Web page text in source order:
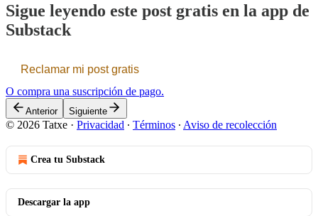
Sigue leyendo este post gratis en la app de
Substack
Reclamar mi post gratis
O compra una suscripción de pago.
Anterior Siguiente
© 2026 Tatxe · Privacidad ∙ Términos ∙ Aviso de recolección
Crea tu Substack
Descargar la app